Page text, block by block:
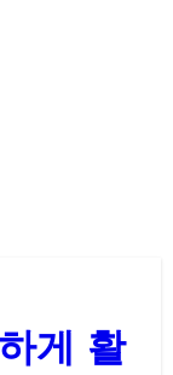
게 활